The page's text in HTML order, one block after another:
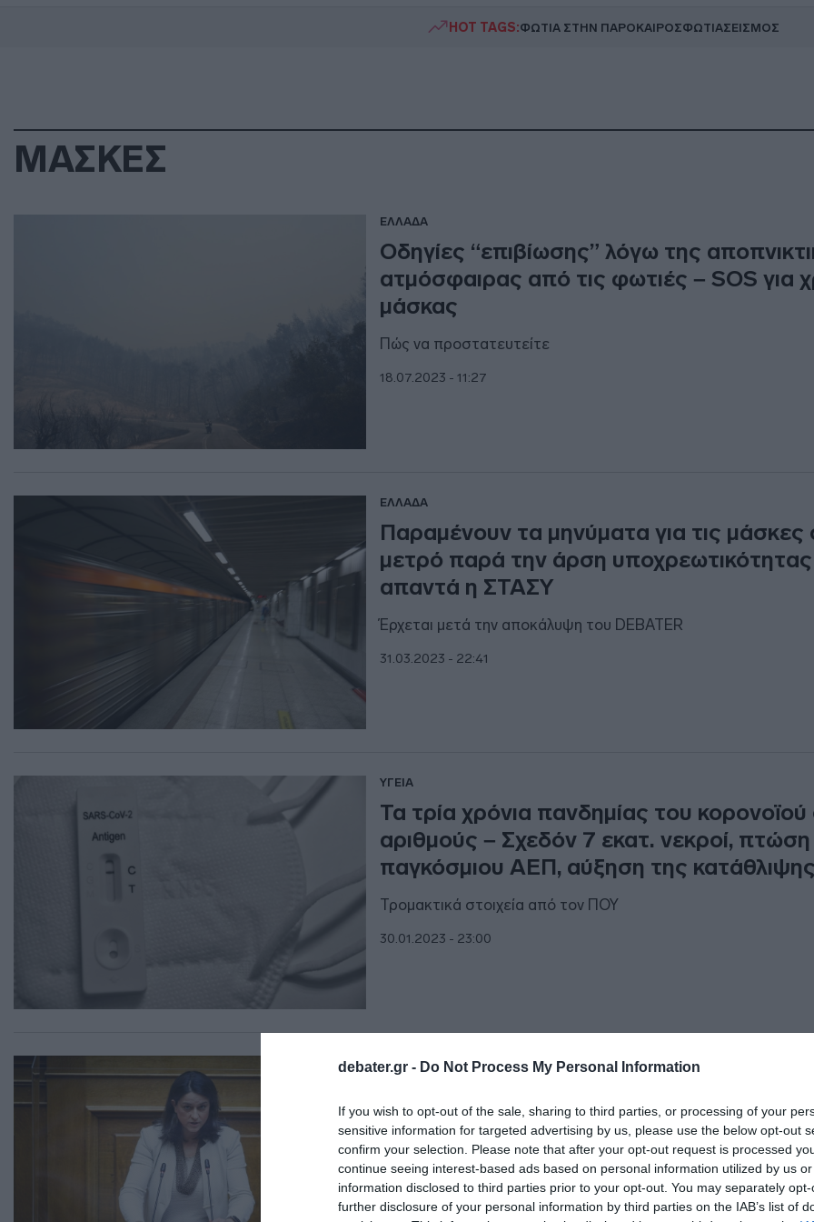
debater.gr - Do Not Process My Personal Information
If you wish to opt-out of the sale, sharing to third parties, or processing of your
sensitive information for targeted advertising by us, please use the below opt-out
confirm your selection. Please note that after your opt-out request is processed
continue seeing interest-based ads based on personal information utilized by us
information disclosed to third parties prior to your opt-out. You may separately
further disclosure of your personal information by third parties on the IAB’s list of
HOT TAGS:ΦΩΤΙΑ ΣΤΗΝ ΠΑΡΟΚΑΙΡΟΣΦΩΤΙΑΣΕΙΣΜΟΣ
ΜΑΣΚΕΣ
ΕΛΛΑΔΑ
Οδηγίες “επιβίωσης” λόγω της
ατμόσφαιρας από τις φωτιές – SOS για
μάσκας
Πώς να προστατευτείτε
18.07.2023 - 11:27
ΕΛΛΑΔΑ
Παραμένουν τα μηνύματα για τις μάσκες
μετρό παρά την άρση υποχρεωτικότητας
απαντά η ΣΤΑΣΥ
Έρχεται μετά την αποκάλυψη του DEBATER
31.03.2023 - 22:41
ΥΓΕΙΑ
Τα τρία χρόνια πανδημίας του κορονοϊού
αριθμούς – Σχεδόν 7 εκατ. νεκροί,
παγκόσμιου ΑΕΠ, αύξηση της κατάθλιψης
Τρομακτικά στοιχεία από τον ΠΟΥ
30.01.2023 - 23:00
ΠΟΛΙΤΙΚΗ
κλείσιμο ή υποχρεωτική μάσκα στα
(vid)
Τι είπε για τους διορισμούς
10.01.2023 - 10:28